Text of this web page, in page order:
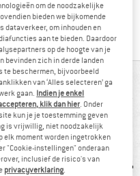
om de noodzakelijke
bieden we bijkomende
dataverkeer, om inhouden en
aan te bieden. Daardoor
op de hoogte van je
bevinden zich in derde landen
te beschermen, bijvoorbeeld
van ‘Alles selecteren’ ga
gaan. Indien je enkel
klik dan hier. Onder
kun je je toestemming geven
is vrijwillig, niet noodzakelijk
elk moment worden ingetrokken
"Cookie-instellingen" onderaan
inclusief de risico's van
privacyverklaring.